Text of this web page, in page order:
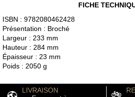
FICHE
ISBN : 9782080462428
Présentation : Broché
Largeur : 233 mm
Hauteur : 284 mm
Épaisseur : 23 mm
Poids : 2050 g
LIVRAISON